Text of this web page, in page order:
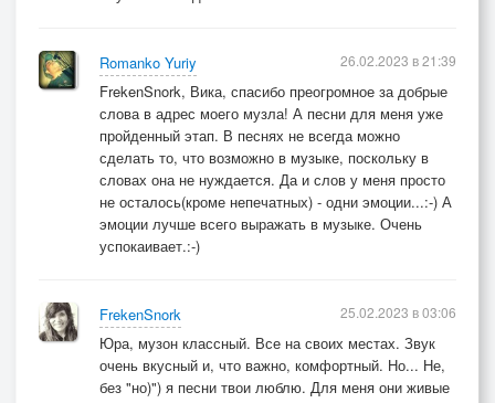
Romanko Yuriy
FrekenSnork, Вика, спасибо преогромное за добрые
слова в адрес моего музла! А песни для меня уже
пройденный этап. В песнях не всегда можно
сделать то, что возможно в музыке, поскольку в
словах она не нуждается. Да и слов у меня просто
не осталось(кроме непечатных) - одни эмоции...:-) А
эмоции лучше всего выражать в музыке. Очень
успокаивает.:-)
26.02.2023 в 21:39
FrekenSnork
Юра, музон классный. Все на своих местах. Звук
очень вкусный и, что важно, комфортный. Но... Не,
без "но)") я песни твои люблю. Для меня они живые
25.02.2023 в 03:06